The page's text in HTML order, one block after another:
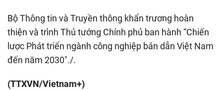
Bộ Thông tin và Truyền thông khẩn trương hoàn
thiện và trình Thủ tướng Chính phủ ban hành “Chiến
lược Phát triển ngành công nghiệp bán dẫn Việt Nam
đến năm 2030"./.
(TTXVN/Vietnam+)